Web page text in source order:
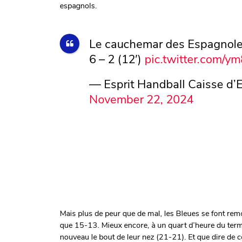
espagnols.
Le cauchemar des
6 – 2 (12′) pic.twitter.com/
— Esprit Handball Caisse
November 22, 2024
Mais plus de peur que de mal, les Bleues se font
que 15-13. Mieux encore, à un quart d’heure du
nouveau le bout de leur nez (21-21). Et que dire de